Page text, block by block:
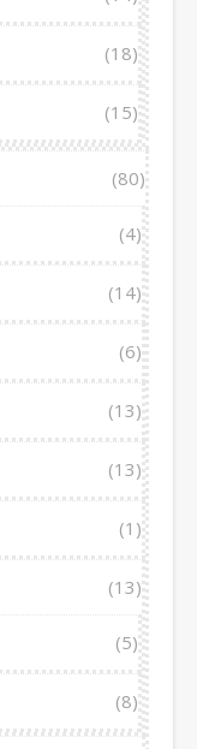
(18)
(15)
(80)
(4)
(14)
(6)
(13)
(13)
(1)
(13)
(5)
(8)